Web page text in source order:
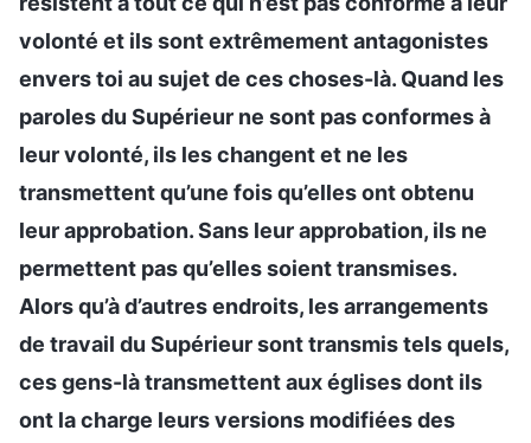
volonté et ils sont extrêmement antagonistes
envers toi au sujet de ces choses-là. Quand les
paroles du Supérieur ne sont pas conformes à
leur volonté, ils les changent et ne les
transmettent qu’une fois qu’elles ont obtenu
leur approbation. Sans leur approbation, ils ne
permettent pas qu’elles soient transmises.
Alors qu’à d’autres endroits, les arrangements
de travail du Supérieur sont transmis tels quels,
ces gens-là transmettent aux églises dont ils
ont la charge leurs versions modifiées des